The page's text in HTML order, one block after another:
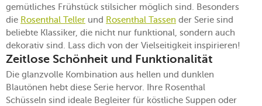
gemütliches Frühstück stilsicher möglich sind. Besonders
die Rosenthal Teller und Rosenthal Tassen der Serie sind
beliebte Klassiker, die nicht nur funktional, sondern auch
dekorativ sind. Lass dich von der Vielseitigkeit inspirieren!
Zeitlose Schönheit und Funktionalität
Die glanzvolle Kombination aus hellen und dunklen
Blautönen hebt diese Serie hervor. Ihre Rosenthal
Schüsseln sind ideale Begleiter für köstliche Suppen oder